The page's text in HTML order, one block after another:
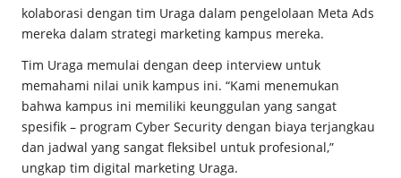
kolaborasi dengan tim Uraga dalam pengelolaan Meta Ads
mereka dalam strategi marketing kampus mereka.
Tim Uraga memulai dengan deep interview untuk
memahami nilai unik kampus ini. “Kami menemukan
bahwa kampus ini memiliki keunggulan yang sangat
spesifik – program Cyber Security dengan biaya terjangkau
dan jadwal yang sangat fleksibel untuk profesional,”
ungkap tim digital marketing Uraga.